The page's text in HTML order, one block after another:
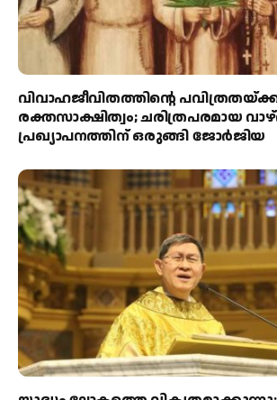
വിവാഹജീവിതത്തിന്റെ
രക്തസാക്ഷിത്വം; ചരിത്രപരമായ
പ്രഖ്യാപനത്തിന് ഒരുങ്ങി ജോര്‍ജിയ